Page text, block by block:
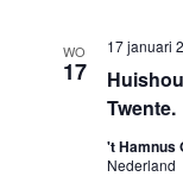
WO
17
Twente.
17 januari
't Hamnus
Nederland